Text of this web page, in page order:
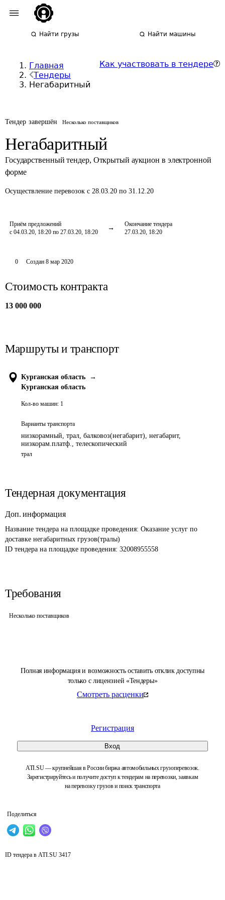
Найти грузы Найти машины
Главная
Тендеры
Негабаритный
Как участвовать в тендере
Тендер завершён Несколько поставщиков
Негабаритный
Государственный тендер, Открытый аукцион в электронной
форме
Осуществление перевозок с 28.03.20 по 31.12.20
Приём предложений
с 04.03.20, 18:20 по 27.03.20, 18:20
Окончание тендера
27.03.20, 18:20
Полная информация и возможность оставить отклик доступны
только с лицензией «Тендеры»
Смотреть расценки
Регистрация
Вход
ATI.SU — крупнейшая в России биржа автомобильных грузоперевозок.
Зарегистрируйтесь и получите доступ к тендерам на перевозки, заявкам
на перевозку грузов и поиск транспорта
Поделиться
0 Создан 8 мар 2020
Стоимость контракта
13 000 000
Маршруты и транспорт
Курганская область
→
Курганская область
Кол-во машин: 1
Варианты транспорта
низкорамный, трал, балковоз(негабарит), негабарит,
низкорам.платф., телескопический
трал
Тендерная документация
Доп. информация
Название тендера на площадке проведения: Оказание услуг по
доставке негабаритных грузов(тралы)
ID тендера на площадке проведения: 32008955558
Требования
Несколько поставщиков
ID тендера в ATI.SU 3417